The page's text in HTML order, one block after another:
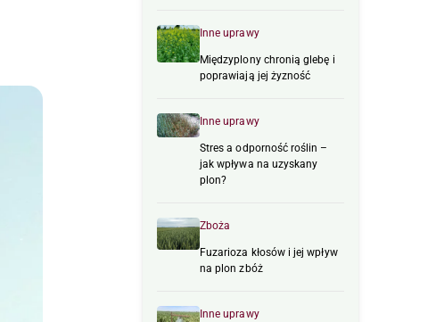
Inne uprawy
Międzyplony chronią glebę i
poprawiają jej żyzność
Inne uprawy
Stres a odporność roślin –
jak wpływa na uzyskany
plon?
Zboża
Fuzarioza kłosów i jej wpływ
na plon zbóż
Inne uprawy